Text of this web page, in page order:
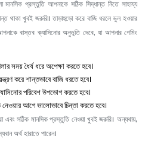
প্রস্তুতি আপনাকে সঠিক সিদ্ধান্ত নিতে সাহায্য
থাকা খুবই জরুরি। তাড়াহুড়ো করে বাজি ধরলে ভুল হওয়ার
বাস্তব ক্যাসিনোর অনুভূতি দেবে, যা আপনার গেমিং
সময় ধৈর্য ধরে অপেক্ষা করতে হবে।
করে শান্তভাবে বাজি ধরতে হবে।
পরিবেশ উপভোগ করতে হবে।
নেওয়ার আগে ভালোভাবে চিন্তা করতে হবে।
এবং সঠিক মানসিক প্রস্তুতি নেওয়া খুবই জরুরি। অন্যথায়,
অর্থ হারাতে পারেন।